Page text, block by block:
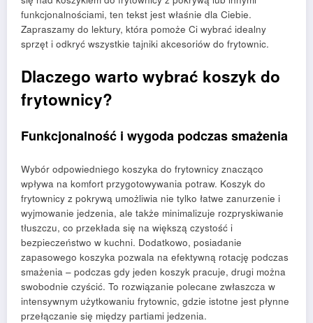
funkcjonalnościami, ten tekst jest właśnie dla Ciebie.
Zapraszamy do lektury, która pomoże Ci wybrać idealny
sprzęt i odkryć wszystkie tajniki akcesoriów do frytownic.
Dlaczego warto wybrać koszyk do
frytownicy?
Funkcjonalność i wygoda podczas smażenia
Wybór odpowiedniego koszyka do frytownicy znacząco
wpływa na komfort przygotowywania potraw. Koszyk do
frytownicy z pokrywą umożliwia nie tylko łatwe zanurzenie i
wyjmowanie jedzenia, ale także minimalizuje rozpryskiwanie
tłuszczu, co przekłada się na większą czystość i
bezpieczeństwo w kuchni. Dodatkowo, posiadanie
zapasowego koszyka pozwala na efektywną rotację podczas
smażenia – podczas gdy jeden koszyk pracuje, drugi można
swobodnie czyścić. To rozwiązanie polecane zwłaszcza w
intensywnym użytkowaniu frytownic, gdzie istotne jest płynne
przełączanie się między partiami jedzenia.